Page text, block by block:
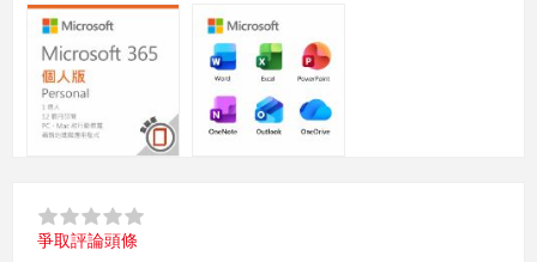
爭取評論頭條